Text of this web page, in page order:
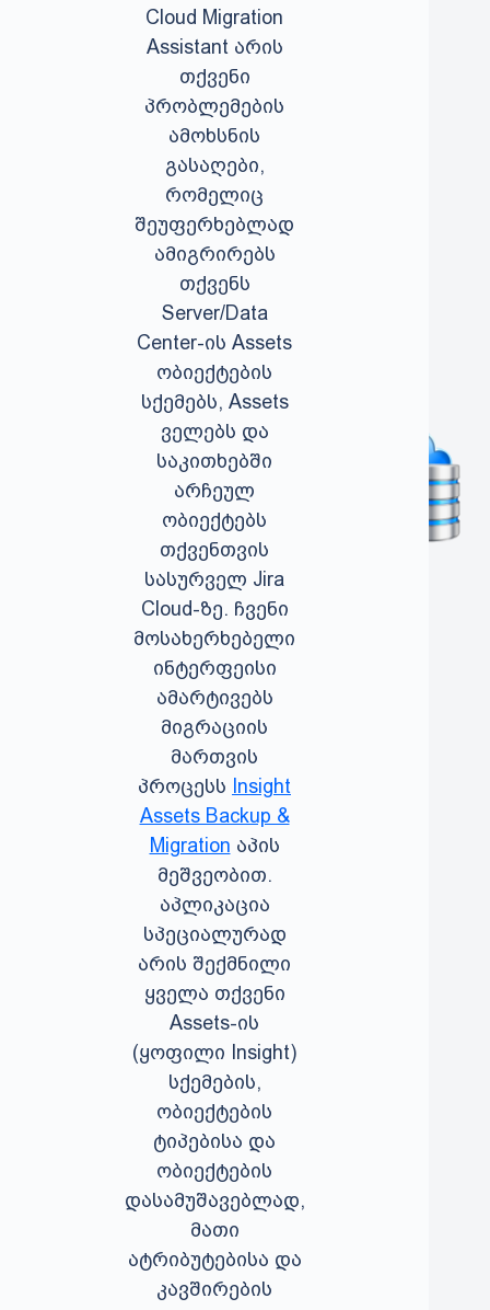
Cloud Migration
Assistant არის
თქვენი
პრობლემების
ამოხსნის
გასაღები,
რომელიც
შეუფერხებლად
ამიგრირებს
თქვენს
Server/Data
Center-ის Assets
ობიექტების
სქემებს, Assets
ველებს და
საკითხებში
არჩეულ
ობიექტებს
თქვენთვის
სასურველ Jira
Cloud-ზე. ჩვენი
მოსახერხებელი
ინტერფეისი
ამარტივებს
მიგრაციის
მართვის
პროცესს Insight
Assets Backup &
Migration აპის
მეშვეობით.
აპლიკაცია
სპეციალურად
არის შექმნილი
ყველა თქვენი
Assets-ის
(ყოფილი Insight)
სქემების,
ობიექტების
ტიპებისა და
ობიექტების
დასამუშავებლად,
მათი
ატრიბუტებისა და
კავშირების